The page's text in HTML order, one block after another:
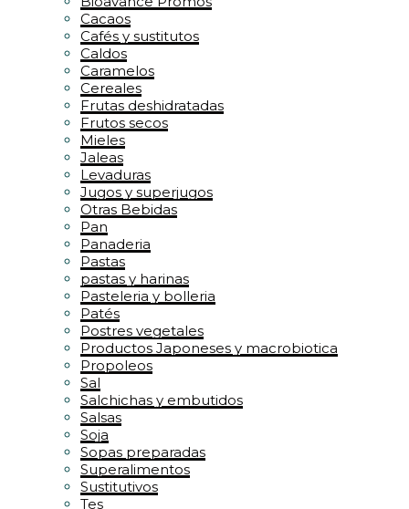
Cacaos
Cafés y sustitutos
Caldos
Caramelos
Cereales
Frutas deshidratadas
Frutos secos
Mieles
Jaleas
Levaduras
Jugos y superjugos
Otras Bebidas
Pan
Panaderia
Pastas
pastas y harinas
Pasteleria y bolleria
Patés
Postres vegetales
Productos Japoneses y macrobiotica
Propoleos
Sal
Salchichas y embutidos
Salsas
Soja
Sopas preparadas
Superalimentos
Sustitutivos
Tes